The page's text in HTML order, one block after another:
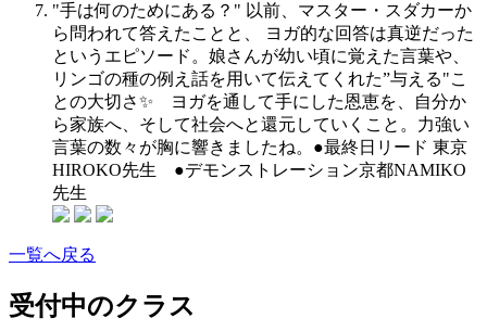
"手は何のためにある？" 以前、マスター・スダカーか
ら問われて答えたことと、 ヨガ的な回答は真逆だった
というエピソード。娘さんが幼い頃に覚えた言葉や、
リンゴの種の例え話を用いて伝えてくれた”与える"こ
との大切さ✨ ヨガを通して手にした恩恵を、自分か
ら家族へ、そして社会へと還元していくこと。力強い
言葉の数々が胸に響きましたね。●最終日リード 東京
HIROKO先生 ●デモンストレーション京都NAMIKO
先生
一覧へ戻る
受付中のクラス